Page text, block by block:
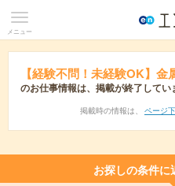
メニュー
【経験不問！未経験OK】
のお仕事情報は、掲載が終了してい
掲載時の情報は、 ページ
お探しの条件に